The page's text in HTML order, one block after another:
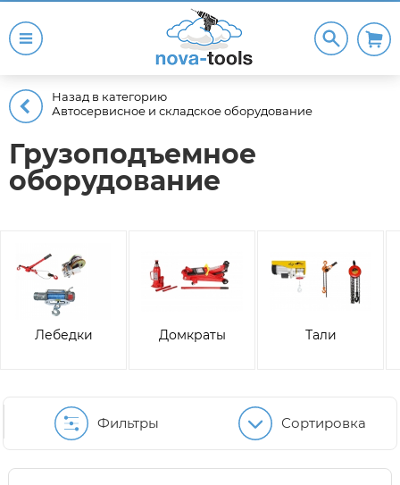
Назад в категорию
Автосервисное и складское оборудование
Грузоподъемное
оборудование
Лебедки Домкраты Тали
Фильтры Сортировка